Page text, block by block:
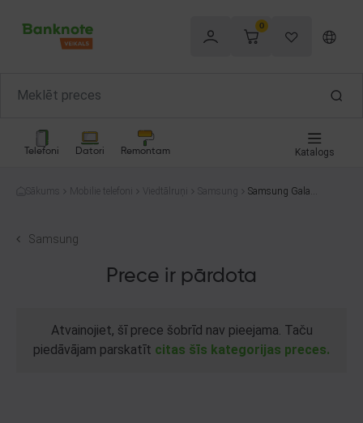
0
Telefoni Datori Remontam Katalogs
Sākums Mobilie telefoni Viedtālruņi Samsung
Samsung Galaxy
Samsung
Prece ir pārdota
Atvainojiet, šī prece šobrīd nav pieejama. Taču
piedāvājam parskatīt citas šīs kategorijas preces.